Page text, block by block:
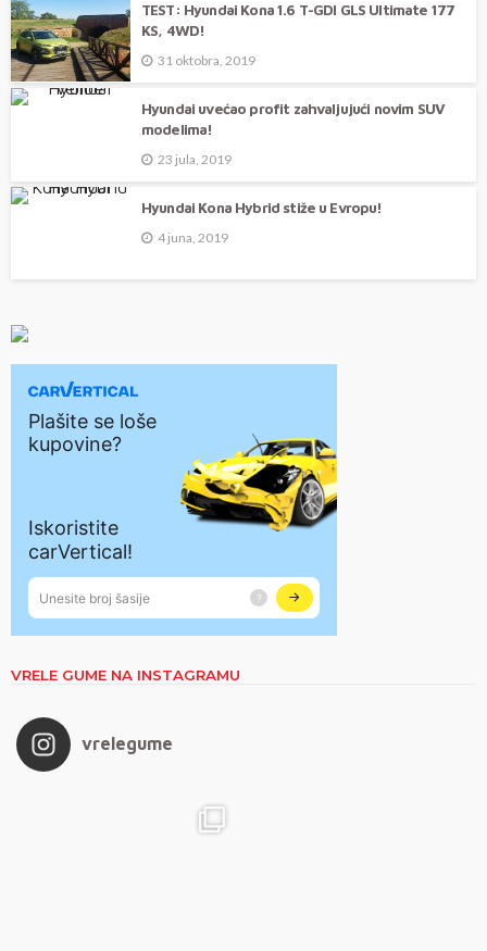
TEST: Hyundai Kona 1.6 T-GDI GLS Ultimate 177
KS, 4WD!
31 oktobra, 2019
Hyundai uvećao profit zahvaljujući novim SUV
modelima!
23 jula, 2019
Hyundai Kona Hybrid stiže u Evropu!
4 juna, 2019
VRELE GUME NA INSTAGRAMU
vrelegume